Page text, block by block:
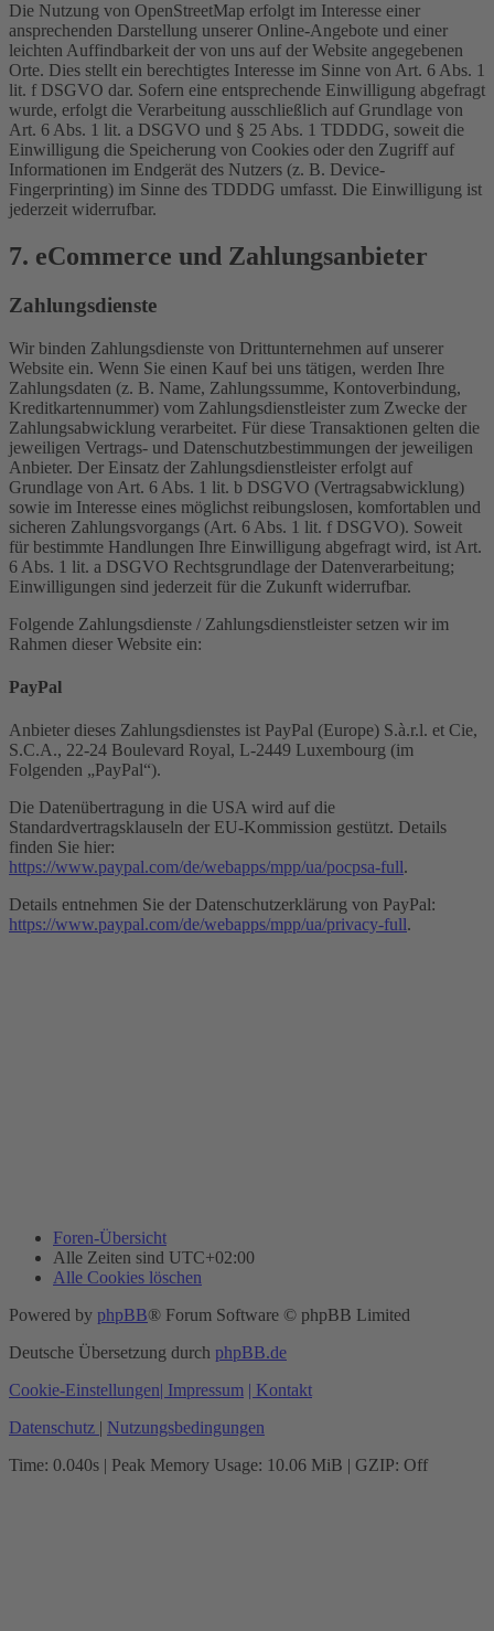
Die Nutzung von OpenStreetMap erfolgt im Interesse einer
ansprechenden Darstellung unserer Online-Angebote und einer
leichten Auffindbarkeit der von uns auf der Website angegebenen
Orte. Dies stellt ein berechtigtes Interesse im Sinne von Art. 6 Abs. 1
lit. f DSGVO dar. Sofern eine entsprechende Einwilligung abgefragt
wurde, erfolgt die Verarbeitung ausschließlich auf Grundlage von
Art. 6 Abs. 1 lit. a DSGVO und § 25 Abs. 1 TDDDG, soweit die
Einwilligung die Speicherung von Cookies oder den Zugriff auf
Informationen im Endgerät des Nutzers (z. B. Device-
Fingerprinting) im Sinne des TDDDG umfasst. Die Einwilligung ist
jederzeit widerrufbar.
7. eCommerce und Zahlungs­anbieter
Zahlungsdienste
Wir binden Zahlungsdienste von Drittunternehmen auf unserer
Website ein. Wenn Sie einen Kauf bei uns tätigen, werden Ihre
Zahlungsdaten (z. B. Name, Zahlungssumme, Kontoverbindung,
Kreditkartennummer) vom Zahlungsdienstleister zum Zwecke der
Zahlungsabwicklung verarbeitet. Für diese Transaktionen gelten die
jeweiligen Vertrags- und Datenschutzbestimmungen der jeweiligen
Anbieter. Der Einsatz der Zahlungsdienstleister erfolgt auf
Grundlage von Art. 6 Abs. 1 lit. b DSGVO (Vertragsabwicklung)
sowie im Interesse eines möglichst reibungslosen, komfortablen und
sicheren Zahlungsvorgangs (Art. 6 Abs. 1 lit. f DSGVO). Soweit
für bestimmte Handlungen Ihre Einwilligung abgefragt wird, ist Art.
6 Abs. 1 lit. a DSGVO Rechtsgrundlage der Datenverarbeitung;
Einwilligungen sind jederzeit für die Zukunft widerrufbar.
Folgende Zahlungsdienste / Zahlungsdienstleister setzen wir im
Rahmen dieser Website ein:
PayPal
Anbieter dieses Zahlungsdienstes ist PayPal (Europe) S.à.r.l. et Cie,
S.C.A., 22-24 Boulevard Royal, L-2449 Luxembourg (im
Folgenden „PayPal“).
Die Datenübertragung in die USA wird auf die
Standardvertragsklauseln der EU-Kommission gestützt. Details
finden Sie hier:
https://www.paypal.com/de/webapps/mpp/ua/pocpsa-full.
Details entnehmen Sie der Datenschutzerklärung von PayPal:
https://www.paypal.com/de/webapps/mpp/ua/privacy-full.
Foren-Übersicht
Alle Zeiten sind UTC+02:00
Alle Cookies löschen
Powered by phpBB® Forum Software © phpBB Limited
Deutsche Übersetzung durch phpBB.de
Cookie-Einstellungen| Impressum | Kontakt
Datenschutz | Nutzungsbedingungen
Time: 0.040s | Peak Memory Usage: 10.06 MiB | GZIP: Off